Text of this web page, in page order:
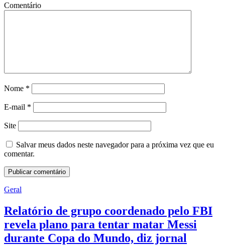
Comentário
Nome *
E-mail *
Site
Salvar meus dados neste navegador para a próxima vez que eu
comentar.
Geral
Relatório de grupo coordenado pelo FBI
revela plano para tentar matar Messi
durante Copa do Mundo, diz jornal